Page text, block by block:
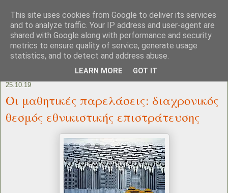
25.10.19
Οι μαθητικές παρελάσεις: διαχρονικός
θεσμός εθνικιστικής επιστράτευσης
This site uses cookies from Google to deliver its services
and to analyze traffic. Your IP address and user-agent are
shared with Google along with performance and security
metrics to ensure quality of service, generate usage
statistics, and to detect and address abuse.
LEARN MORE GOT IT